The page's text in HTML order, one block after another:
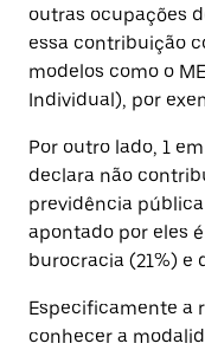
outras ocupações
essa contribuição
modelos como o
Individual), por
Por outro lado, 1
declara não
previdência
apontado por eles
burocracia (21%) e
Especificamente a
conhecer a